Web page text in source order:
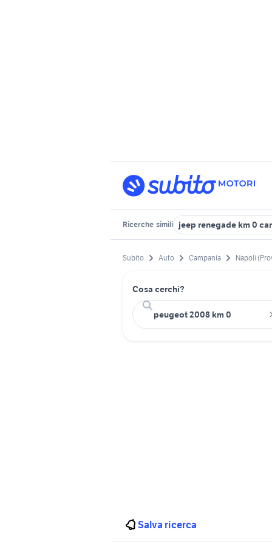
Ricerche simili jeep renegade km 0
Subito Auto Campania Napoli
Cosa cerchi?
Salva ricerca